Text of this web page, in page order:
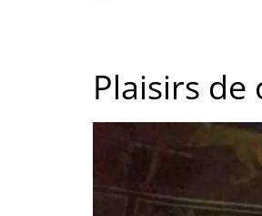
Plaisirs